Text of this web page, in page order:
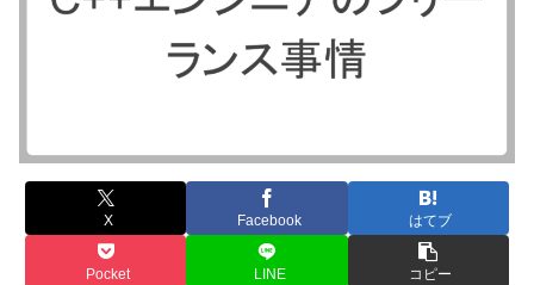
X Facebook はてブ
Pocket LINE コピー